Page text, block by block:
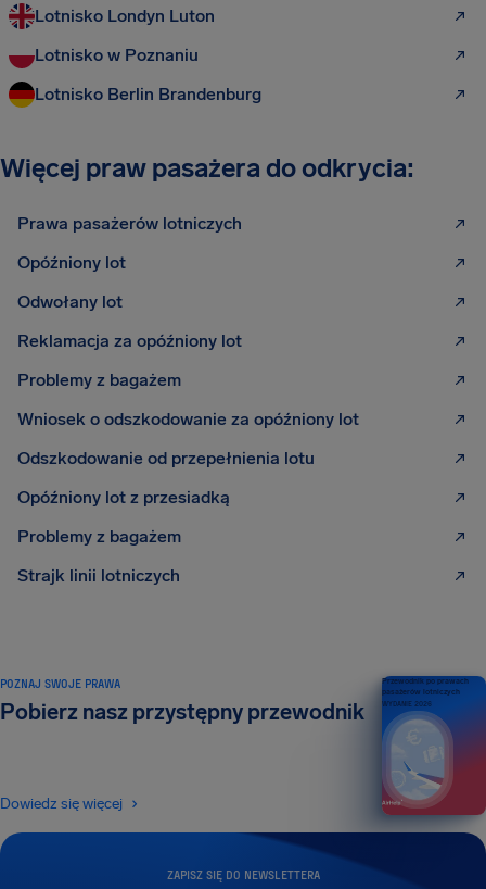
Lotnisko Londyn Luton
Lotnisko w Poznaniu
Lotnisko Berlin Brandenburg
Więcej praw pasażera do odkrycia:
Prawa pasażerów lotniczych
Opóźniony lot
Odwołany lot
Reklamacja za opóźniony lot
Problemy z bagażem
Wniosek o odszkodowanie za opóźniony lot
Odszkodowanie od przepełnienia lotu
Opóźniony lot z przesiadką
Problemy z bagażem
Strajk linii lotniczych
ZAPISZ SIĘ DO NEWSLETTERA
POZNAJ SWOJE PRAWA
Pobierz nasz przystępny przewodnik
Dowiedz się więcej
Przewodnik po prawach
pasażerów lotniczych
WYDANIE 2026